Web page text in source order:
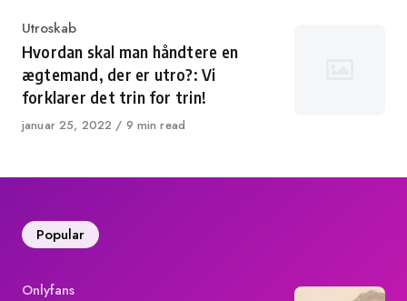
Category
Utroskab
Hvordan skal man håndtere en
ægtemand, der er utro?: Vi
forklarer det trin for trin!
Published
januar 25, 2022 9 min read
Popular
Category
Onlyfans